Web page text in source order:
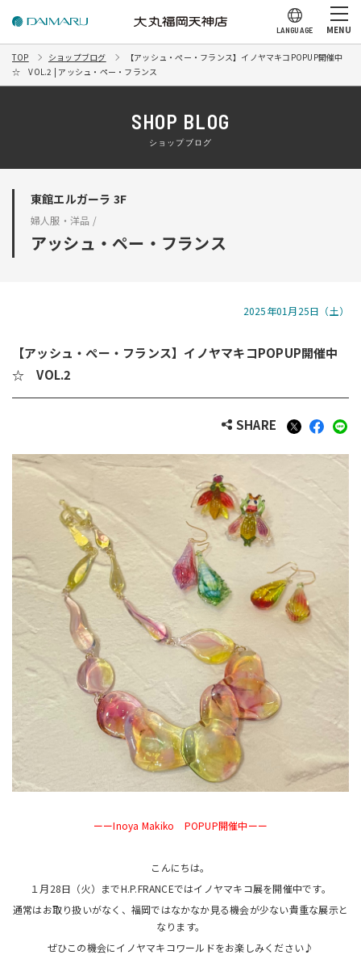
LANGUAGE MENU
TOP ショップブログ
【アッシュ・ぺー・フランス】イノヤマキコPOPUP開催中
☆ VOL.2 | アッシュ・ペー・フランス
SHOP BLOG
ショップブログ
東館エルガーラ 3F
婦人服・洋品 /
アッシュ・ペー・フランス
2025年01月25日（土）
【アッシュ・ぺー・フランス】イノヤマキコPOPUP開催中
☆ VOL.2
SHARE
ーーInoya Makiko POPUP開催中ーー
こんにちは。
１月28日（火）までH.P.FRANCEではイノヤマキコ展を開催中です。
通常はお取り扱いがなく、福岡ではなかなか見る機会が少ない貴重な展示と
なります。
ぜひこの機会にイノヤマキコワールドをお楽しみください♪